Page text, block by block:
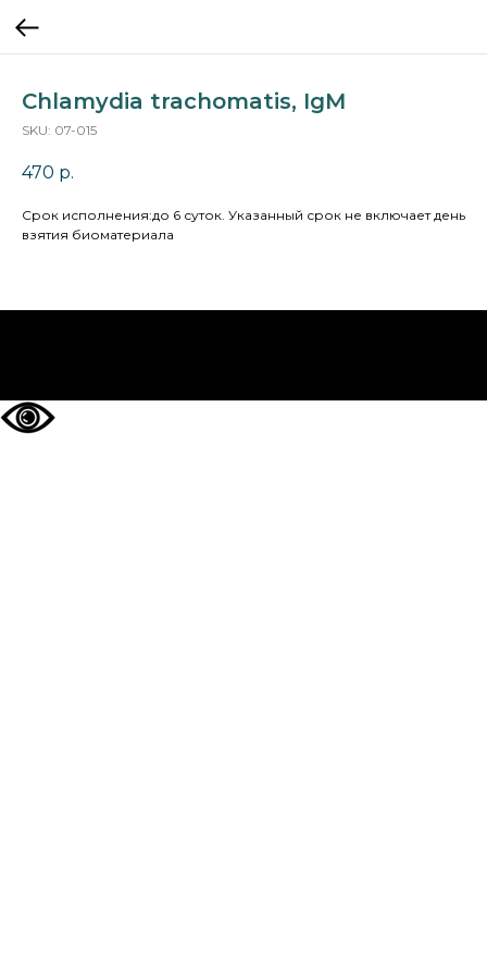
Chlamydia trachomatis, IgM
SKU: 07-015
470 р.
Cрок исполнения:до 6 суток. Указанный срок не включает день
взятия биоматериала